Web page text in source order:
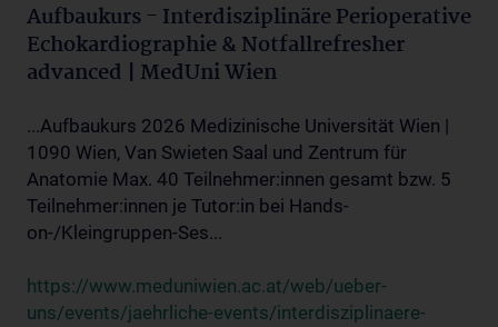
Aufbaukurs - Interdisziplinäre Perioperative
Echokardiographie & Notfallrefresher
advanced | MedUni Wien
...Aufbaukurs 2026 Medizinische Universität Wien |
1090 Wien, Van Swieten Saal und Zentrum für
Anatomie Max. 40 Teilnehmer:innen gesamt bzw. 5
Teilnehmer:innen je Tutor:in bei Hands-
on-/Kleingruppen-Ses...
https://www.meduniwien.ac.at/web/ueber-
uns/events/jaehrliche-events/interdisziplinaere-